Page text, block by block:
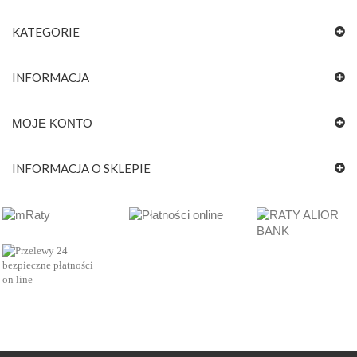
KATEGORIE
INFORMACJA
MOJE KONTO
INFORMACJA O SKLEPIE